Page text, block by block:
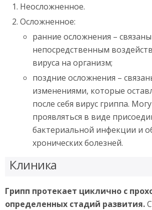
Неосложненное.
Осложненное:
ранние осложнения – связаны
непосредственным
вируса на организм;
поздние осложнения –
изменениями, которые
после себя вирус гриппа.
проявляться в виде
бактериальной инфекции и
хронических болезней.
Клиника
Грипп протекает циклично с
определенных стадий развития.